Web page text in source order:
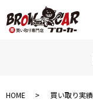
HOME 買い取り実績